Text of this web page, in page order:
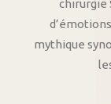
chirurgie
mythique